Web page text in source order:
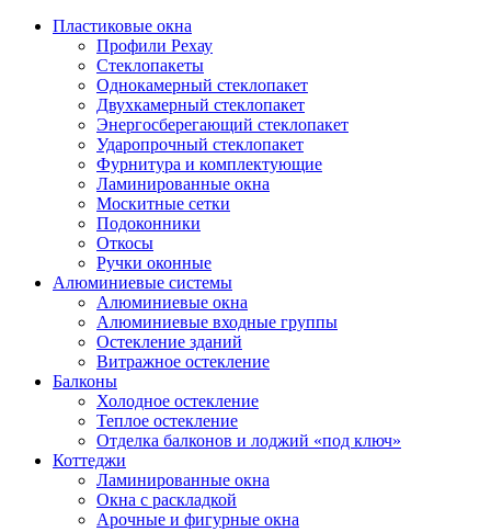
Пластиковые окна
Профили Рехау
Стеклопакеты
Однокамерный стеклопакет
Двухкамерный стеклопакет
Энергосберегающий стеклопакет
Ударопрочный стеклопакет
Фурнитура и комплектующие
Ламинированные окна
Москитные сетки
Подоконники
Откосы
Ручки оконные
Алюминиевые системы
Алюминиевые окна
Алюминиевые входные группы
Остекление зданий
Витражное остекление
Балконы
Холодное остекление
Теплое остекление
Отделка балконов и лоджий «под ключ»
Коттеджи
Ламинированные окна
Окна с раскладкой
Арочные и фигурные окна